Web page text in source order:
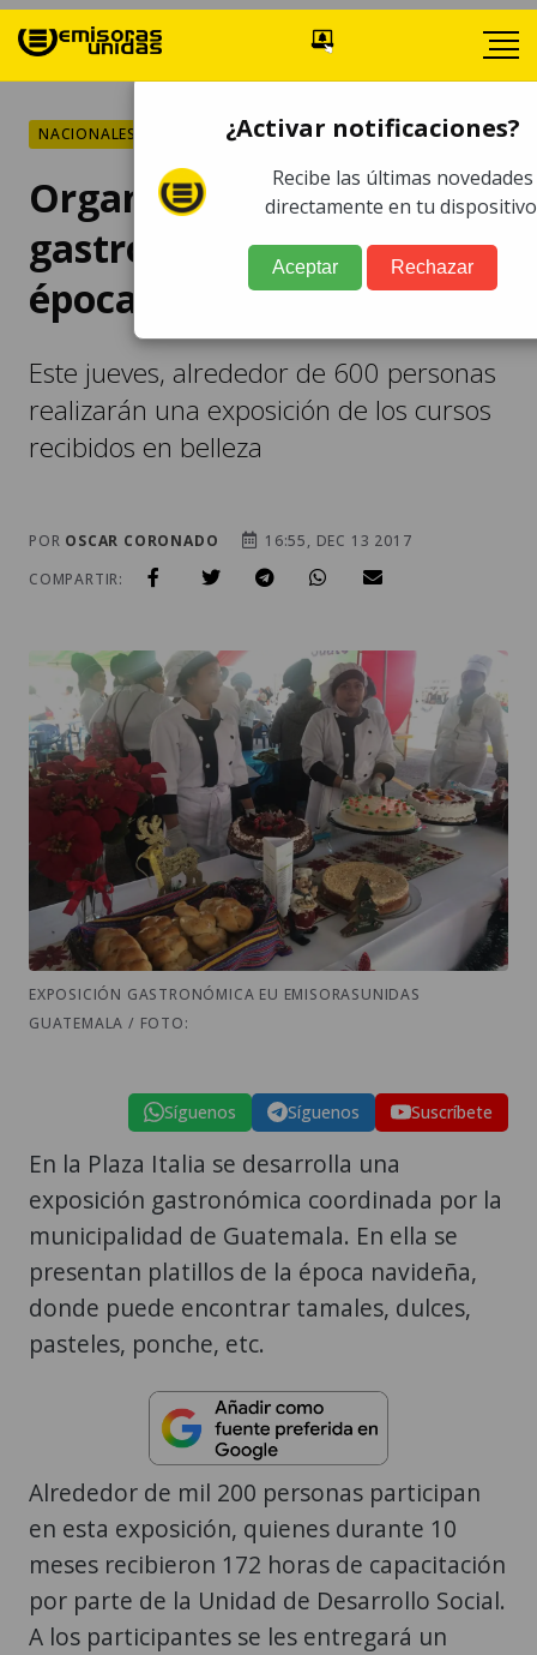
NACIONALES
Organizan exposición
gastronómica por la
época navideña
Este jueves, alrededor de 600 personas
realizarán una exposición de los cursos
recibidos en belleza
POR OSCAR CORONADO
16:55, DEC 13 2017
COMPARTIR:
EXPOSICIÓN GASTRONÓMICA EU EMISORASUNIDAS
GUATEMALA / FOTO:
Síguenos Síguenos Suscríbete
En la Plaza Italia se desarrolla una
exposición gastronómica coordinada por la
municipalidad de Guatemala. En ella se
presentan platillos de la época navideña,
donde puede encontrar tamales, dulces,
pasteles, ponche, etc.
Alrededor de mil 200 personas participan
en esta exposición, quienes durante 10
meses recibieron 172 horas de capacitación
por parte de la Unidad de Desarrollo Social.
A los participantes se les entregará un
¿Activar notificaciones?
Recibe las últimas novedades
directamente en tu
Aceptar Rechazar